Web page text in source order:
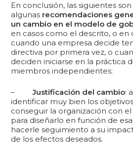
En conclusión, las siguientes son
algunas recomendaciones
un cambio en el modelo de
en casos como el descrito, o
cuando una empresa decide
directiva por primera vez, o
deciden iniciarse en la práctica
miembros independientes:
–Justificación del cambio:
identificar muy bien los
conseguir la organización con
para diseñarlo en función de
hacerle seguimiento a su
de los efectos deseados.